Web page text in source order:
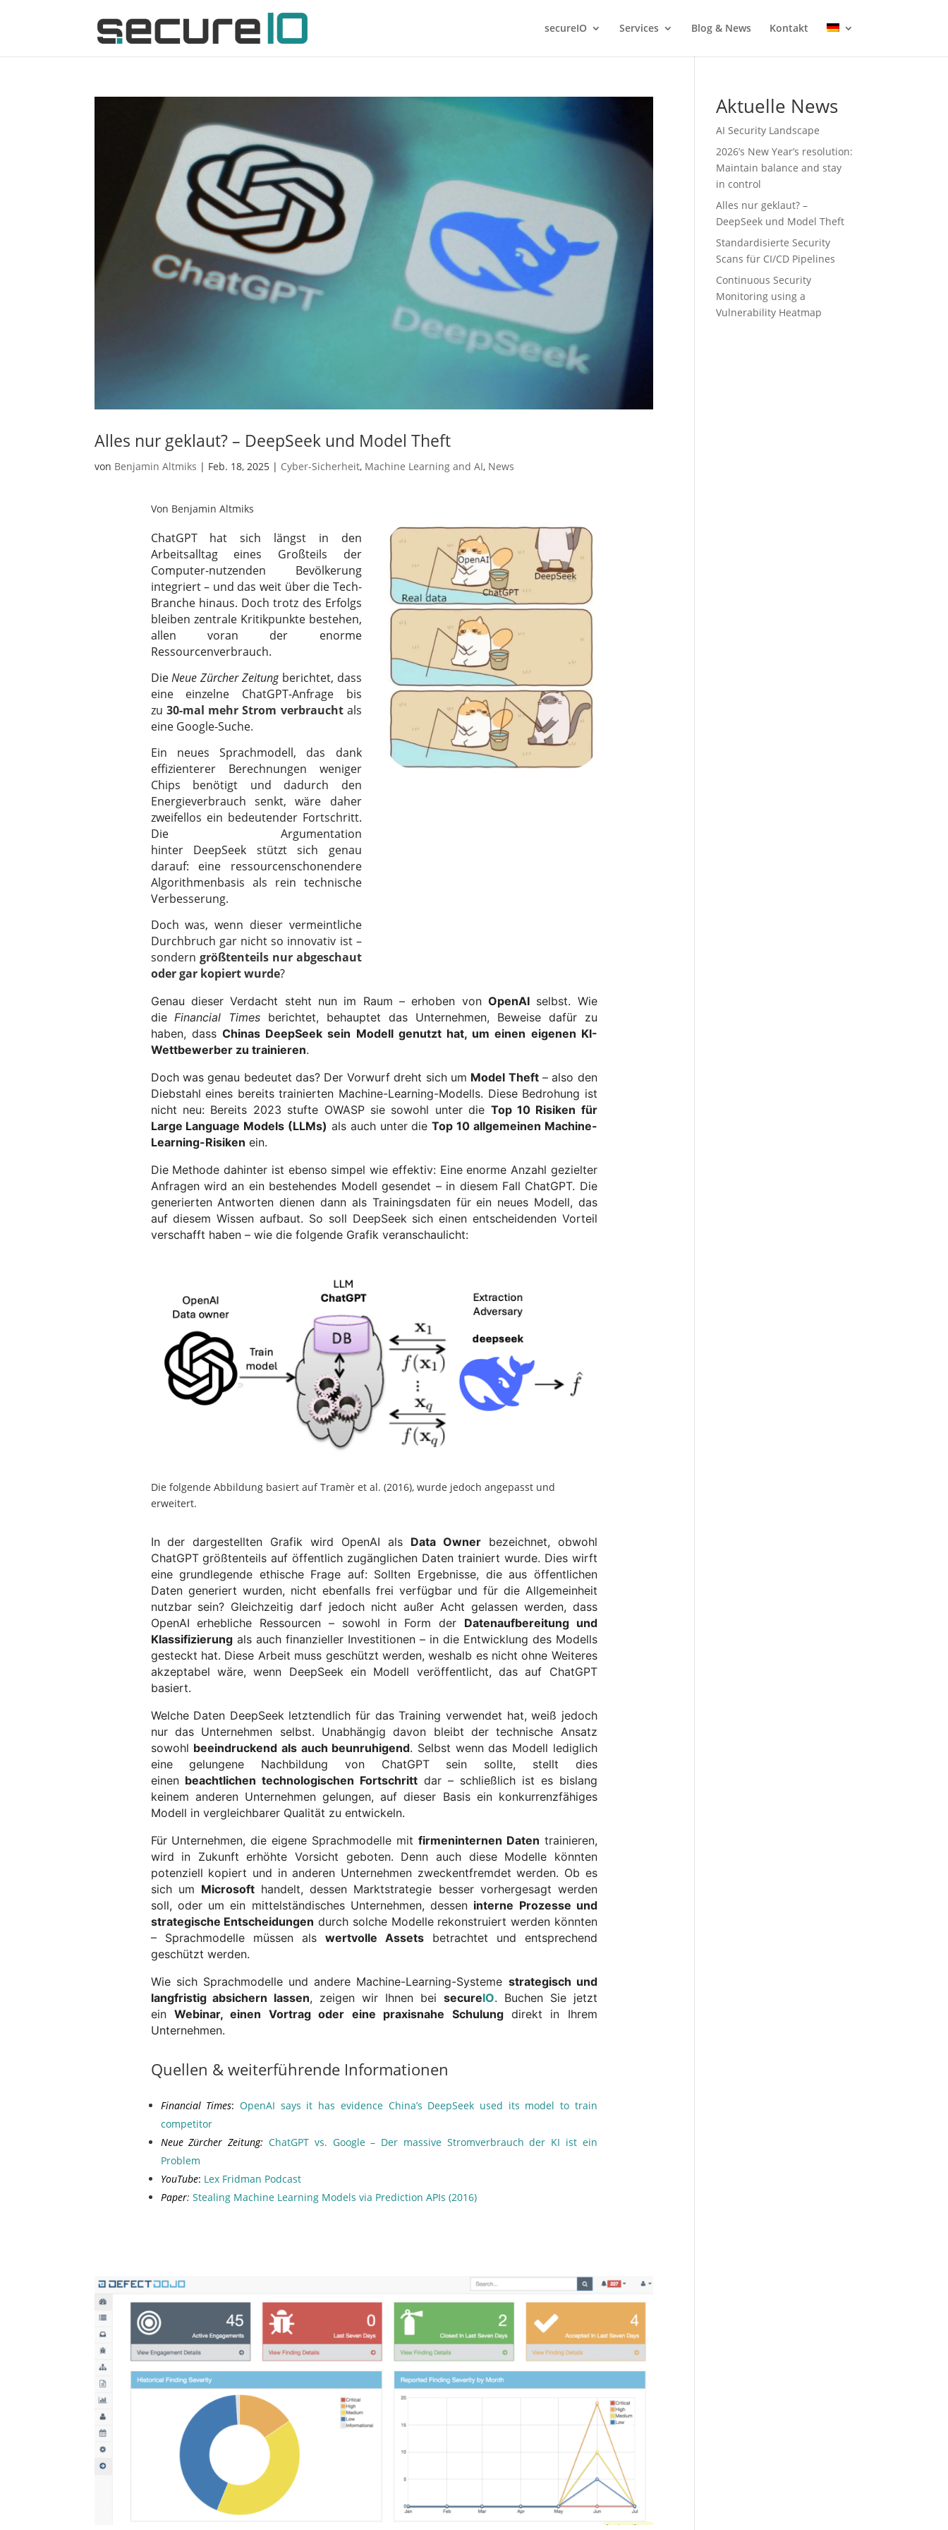
secureIO Services Blog & News Kontakt
Alles nur geklaut? – DeepSeek und Model Theft
von Benjamin Altmiks | Feb. 18, 2025 | Cyber-Sicherheit, Machine Learning and AI, News
Von Benjamin Altmiks
ChatGPT hat sich längst in den
Arbeitsalltag eines Großteils der
Computer-nutzenden Bevölkerung
integriert – und das weit über die Tech-
Branche hinaus. Doch trotz des Erfolgs
bleiben zentrale Kritikpunkte bestehen,
allen voran der enorme
Ressourcenverbrauch.
DieNeue Zürcher Zeitung berichtet, dass
eine einzelne ChatGPT-Anfrage bis
zu 30-mal mehr Strom verbrauchtals
eine Google-Suche.
Ein neues Sprachmodell, das dank
effizienterer Berechnungen weniger
Chips benötigt und dadurch den
Energieverbrauch senkt, wäre daher
zweifellos ein bedeutender Fortschritt.
Die Argumentation
hinter DeepSeek stützt sich genau
darauf: eine ressourcenschonendere
Algorithmenbasis als rein technische
Verbesserung.
Doch was, wenn dieser vermeintliche
Durchbruch gar nicht so innovativ ist –
sondern größtenteils nur abgeschaut
oder gar kopiert wurde?
Genau dieser Verdacht steht nun im Raum – erhoben vonOpenAI selbst. Wie
die Financial Times berichtet, behauptet das Unternehmen, Beweise dafür zu
haben, dass Chinas DeepSeek sein Modell genutzt hat, um einen eigenen KI-
Wettbewerber zu trainieren.
Doch was genau bedeutet das? Der Vorwurf dreht sich um Model Theft– also den
Diebstahl eines bereits trainierten Machine-Learning-Modells. Diese Bedrohung ist
nicht neu: Bereits 2023 stufte OWASPsie sowohl unter die Top 10 Risiken für
Large Language Models (LLMs) als auch unter dieTop 10 allgemeinen Machine-
Learning-Risiken ein.
Die Methode dahinter ist ebenso simpel wie effektiv: Eine enorme Anzahl gezielter
Anfragen wird an ein bestehendes Modell gesendet – in diesem Fall ChatGPT. Die
generierten Antworten dienen dann als Trainingsdaten für ein neues Modell, das
auf diesem Wissen aufbaut. So soll DeepSeek sich einen entscheidenden Vorteil
verschafft haben – wie die folgende Grafik veranschaulicht:
Die folgende Abbildung basiert auf Tramèr et al. (2016), wurde jedoch angepasst und
erweitert.
In der dargestellten Grafik wird OpenAI als Data Owner bezeichnet, obwohl
ChatGPT größtenteils auf öffentlich zugänglichen Daten trainiert wurde. Dies wirft
eine grundlegende ethische Frage auf: Sollten Ergebnisse, die aus öffentlichen
Daten generiert wurden, nicht ebenfalls frei verfügbar und für die Allgemeinheit
nutzbar sein? Gleichzeitig darf jedoch nicht außer Acht gelassen werden, dass
OpenAI erhebliche Ressourcen – sowohl in Form der Datenaufbereitung und
Klassifizierungals auch finanzieller Investitionen – in die Entwicklung des Modells
gesteckt hat. Diese Arbeit muss geschützt werden, weshalb es nicht ohne Weiteres
akzeptabel wäre, wenn DeepSeek ein Modell veröffentlicht, das auf ChatGPT
basiert.
Welche Daten DeepSeek letztendlich für das Training verwendet hat, weiß jedoch
nur das Unternehmen selbst. Unabhängig davon bleibt der technische Ansatz
sowohl beeindruckend als auch beunruhigend. Selbst wenn das Modell lediglich
eine gelungene Nachbildung von ChatGPT sein sollte, stellt dies
einen beachtlichen technologischen Fortschritt dar – schließlich ist es bislang
keinem anderen Unternehmen gelungen, auf dieser Basis ein konkurrenzfähiges
Modell in vergleichbarer Qualität zu entwickeln.
Für Unternehmen, die eigene Sprachmodelle mitfirmeninternen Daten trainieren,
wird in Zukunft erhöhte Vorsicht geboten. Denn auch diese Modelle könnten
potenziell kopiert und in anderen Unternehmen zweckentfremdet werden. Ob es
sich um Microsofthandelt, dessen Marktstrategie besser vorhergesagt werden
soll, oder um ein mittelständisches Unternehmen, dessen interne Prozesse und
strategische Entscheidungen durch solche Modelle rekonstruiert werden könnten
– Sprachmodelle müssen als wertvolle Assetsbetrachtet und entsprechend
geschützt werden.
Wie sich Sprachmodelle und andere Machine-Learning-Systeme strategisch und
langfristig absichern lassen, zeigen wir Ihnen beisecureIO. Buchen Sie jetzt
ein Webinar, einen Vortrag oder eine praxisnahe Schulungdirekt in Ihrem
Unternehmen.
Quellen & weiterführende Informationen
Financial Times: OpenAI says it has evidence China’s DeepSeek used its model to train
competitor
Neue Zürcher Zeitung: ChatGPT vs. Google – Der massive Stromverbrauch der KI ist ein
Problem
YouTube: Lex Fridman Podcast
Paper: Stealing Machine Learning Models via Prediction APIs (2016)
Aktuelle News
AI Security Landscape
2026’s New Year’s resolution:
Maintain balance and stay
in control
Alles nur geklaut? –
DeepSeek und Model Theft
Standardisierte Security
Scans für CI/CD Pipelines
Continuous Security
Monitoring using a
Vulnerability Heatmap